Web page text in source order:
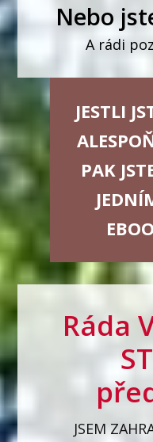
Nebo
A rádi
JESTLI
PAK
Ráda
JSEM